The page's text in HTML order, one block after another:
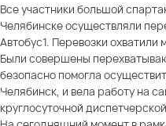
Все участники большой
Челябинске осуществляли
Автобус1. Перевозки охватили
Были совершены
безопасно помогла
Челябинск, и вела работу на
круглосуточной